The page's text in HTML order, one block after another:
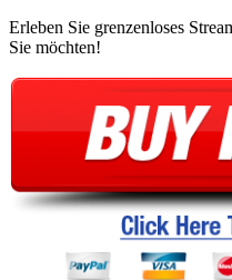
Erleben Sie grenzenloses
Sie möchten!